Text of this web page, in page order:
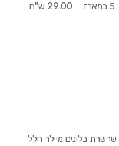
5 במארז
29.00 ש"ח
שרשרת בלונים מיילר חלל